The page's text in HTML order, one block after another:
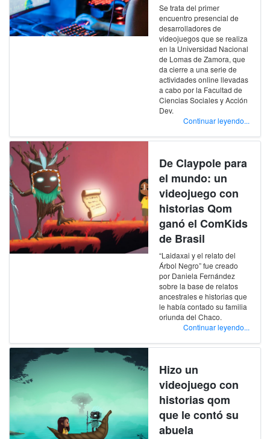
Se trata del primer
encuentro presencial de
desarrolladores de
videojuegos que se realiza
en la Universidad Nacional
de Lomas de Zamora, que
da cierre a una serie de
actividades online llevadas
a cabo por la Facultad de
Ciencias Sociales y Acción
Dev.
Continuar leyendo...
De Claypole para
el mundo: un
videojuego con
historias Qom
ganó el ComKids
de Brasil
“Laidaxai y el relato del
Árbol Negro” fue creado
por Daniela Fernández
sobre la base de relatos
ancestrales e historias que
le había contado su familia
oriunda del Chaco.
Continuar leyendo...
Hizo un
videojuego con
historias qom
que le contó su
abuela